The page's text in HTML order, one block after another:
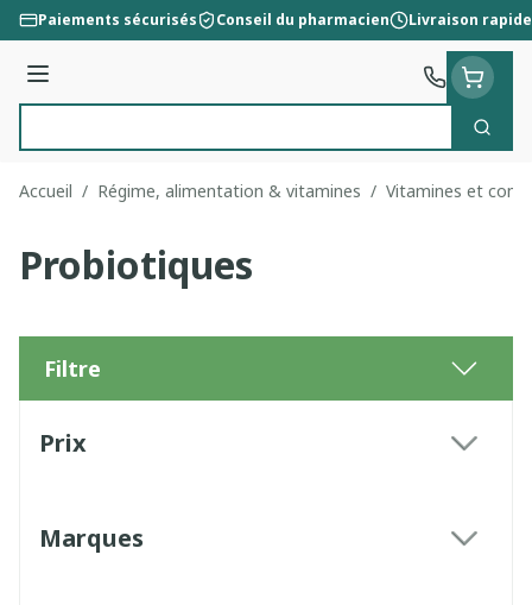
Aller au contenu
Paiements sécurisés Conseil du pharmacien Livraison rapide
Menu
Accueil / Régime, alimentation & vitamines / Vitamines et
Probiotiques
Filtre
Prix
Marques